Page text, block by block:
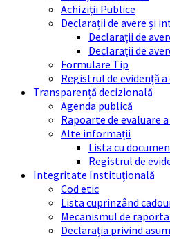
Achiziții Publice
Declarații de avere și
Declarații de
Declarații de
Formulare Tip
Registrul de evidență
Transparență decizională
Agenda publică
Rapoarte de evaluare
Alte informații
Lista cu
Registrul de
Integritate Instituțională
Cod etic
Lista cuprinzând
Mecanismul de
Declarația privind